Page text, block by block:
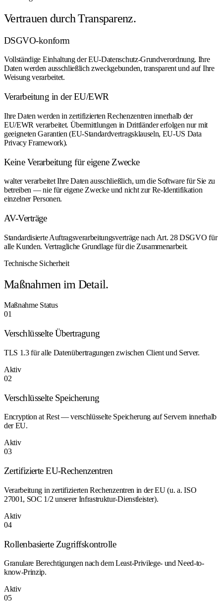
Vertrauen durch Transparenz.
DSGVO-konform
Vollständige Einhaltung der EU-Datenschutz-Grundverordnung. Ihre
Daten werden ausschließlich zweckgebunden, transparent und auf Ihre
Weisung verarbeitet.
Verarbeitung in der EU/EWR
Ihre Daten werden in zertifizierten Rechenzentren innerhalb der
EU/EWR verarbeitet. Übermittlungen in Drittländer erfolgen nur mit
geeigneten Garantien (EU-Standardvertragsklauseln, EU-US Data
Privacy Framework).
Keine Verarbeitung für eigene Zwecke
walter verarbeitet Ihre Daten ausschließlich, um die Software für Sie zu
betreiben — nie für eigene Zwecke und nicht zur Re-Identifikation
einzelner Personen.
AV-Verträge
Standardisierte Auftragsverarbeitungsverträge nach Art. 28 DSGVO für
alle Kunden. Vertragliche Grundlage für die Zusammenarbeit.
Technische Sicherheit
Maßnahmen im Detail.
Maßnahme Status
01
Verschlüsselte Übertragung
TLS 1.3 für alle Datenübertragungen zwischen Client und Server.
Aktiv
02
Verschlüsselte Speicherung
Encryption at Rest — verschlüsselte Speicherung auf Servern innerhalb
der EU.
Aktiv
03
Zertifizierte EU-Rechenzentren
Verarbeitung in zertifizierten Rechenzentren in der EU (u. a. ISO
27001, SOC 1/2 unserer Infrastruktur-Dienstleister).
Aktiv
04
Rollenbasierte Zugriffskontrolle
Granulare Berechtigungen nach dem Least-Privilege- und Need-to-
know-Prinzip.
Aktiv
05